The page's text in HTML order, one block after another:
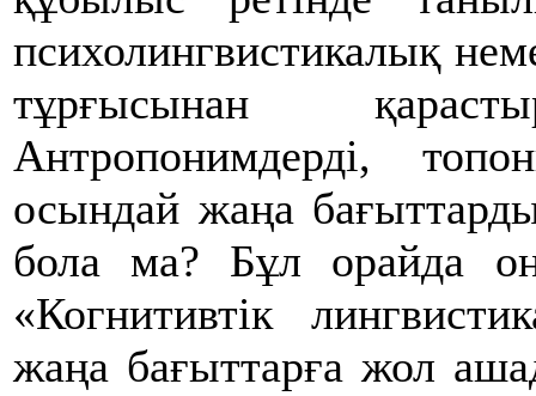
психолингвистикалық
тұрғысынан
Антропонимдерді,
осындай жаңа
бола ма? Бұл орайда
«Когнитивтік
жаңа бағыттарға жол